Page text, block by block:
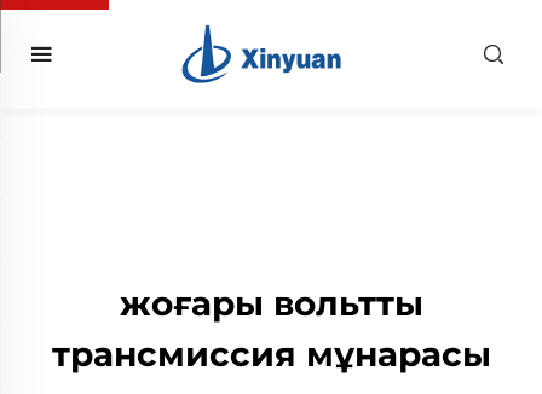
жоғары вольтты
трансмиссия мұнарасы